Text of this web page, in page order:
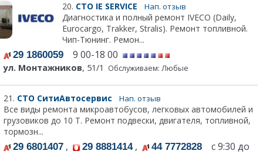
20. СТО IE SERVICE Нап. отзыв
Диагностика и полный ремонт IVECO (Daily,
Eurocargo, Trakker, Stralis). Ремонт топливной.
Чип-Тюнинг. Ремон...
29 1860059 9 00-18 00
ул. Монтажников, 51/1 Обслуживаем: Любые
21. СТО СитиАвтосервис Нап. отзыв
Все виды ремонта микроавтобусов, легковых автомобилей и
грузовиков до 10 Т. Ремонт подвески, двигателя, топливной,
тормозн...
29 6801407 , 29 8881414, 44 7772828 с 9:30 до